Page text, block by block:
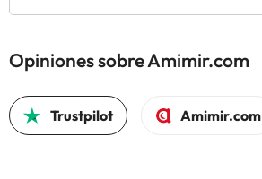
Opiniones sobre Amimir.com
Trustpilot Amimir.com